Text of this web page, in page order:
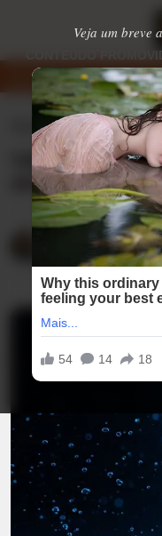
Veja um breve
de namoro que
Ajuda (FAQ) ⏱ 8 min de
Vale a pena
atualizado?
Lucas Andrade
16/08/2025